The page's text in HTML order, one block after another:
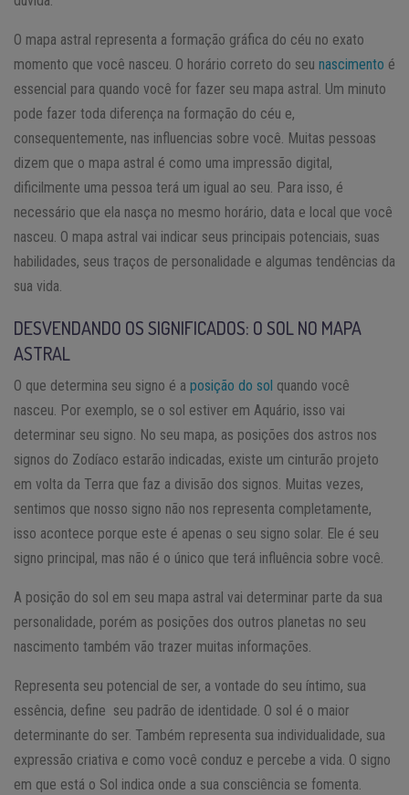
O mapa astral representa a formação gráfica do céu no exato
momento que você nasceu. O horário correto do seu nascimento é
essencial para quando você for fazer seu mapa astral. Um minuto
pode fazer toda diferença na formação do céu e,
consequentemente, nas influencias sobre você. Muitas pessoas
dizem que o mapa astral é como uma impressão digital,
dificilmente uma pessoa terá um igual ao seu. Para isso, é
necessário que ela nasça no mesmo horário, data e local que você
nasceu. O mapa astral vai indicar seus principais potenciais, suas
habilidades, seus traços de personalidade e algumas tendências da
sua vida.
DESVENDANDO OS SIGNIFICADOS: O SOL NO MAPA
ASTRAL
O que determina seu signo é a posição do sol quando você
nasceu. Por exemplo, se o sol estiver em Aquário, isso vai
determinar seu signo. No seu mapa, as posições dos astros nos
signos do Zodíaco estarão indicadas, existe um cinturão projeto
em volta da Terra que faz a divisão dos signos. Muitas vezes,
sentimos que nosso signo não nos representa completamente,
isso acontece porque este é apenas o seu signo solar. Ele é seu
signo principal, mas não é o único que terá influência sobre você.
A posição do sol em seu mapa astral vai determinar parte da sua
personalidade, porém as posições dos outros planetas no seu
nascimento também vão trazer muitas informações.
Representa seu potencial de ser, a vontade do seu íntimo, sua
essência, define seu padrão de identidade. O sol é o maior
determinante do ser. Também representa sua individualidade, sua
expressão criativa e como você conduz e percebe a vida. O signo
em que está o Sol indica onde a sua consciência se fomenta.